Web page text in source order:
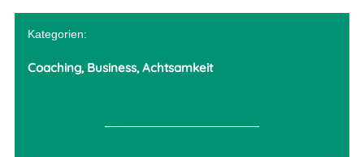
Kategorien:
Coaching, Business, Achtsamkeit